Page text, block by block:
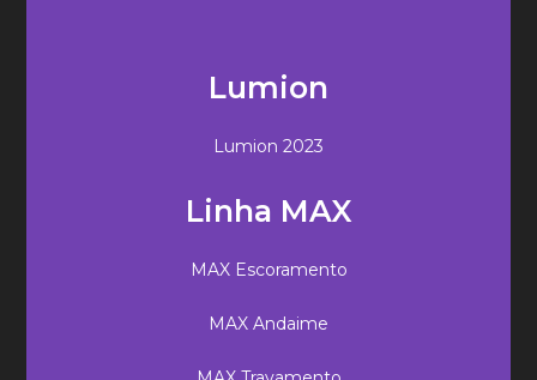
Lumion
Lumion 2023
Linha MAX
MAX Escoramento
MAX Andaime